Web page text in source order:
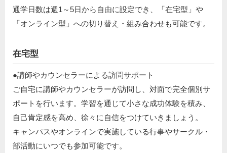
通学日数は週1～5日から自由に設定でき、「在宅型」や
「オンライン型」への切り替え・組み合わせも可能です。​​
在宅型
●講師やカウンセラーによる訪問サポート​
​ ご自宅に講師やカウンセラーが訪問し、対面で完全個別サ
ポートを行います。学習を通じて小さな成功体験を積み、
自己肯定感を高め、徐々に自信をつけていきましょう。​
キャンパスやオンラインで実施している行事やサークル・
部活動にいつでも参加可能です。